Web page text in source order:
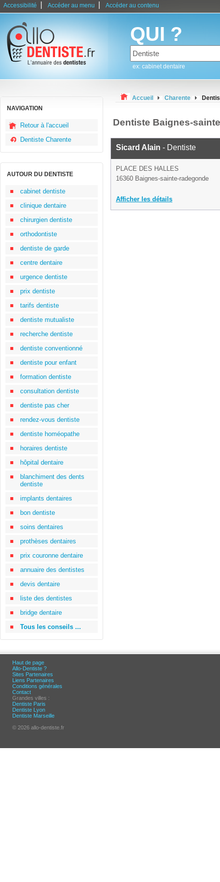
Accessibilité Accéder au menu Accéder au contenu
QUI ?
ex: cabinet dentaire
NAVIGATION
Retour à l'accueil
Dentiste Charente
AUTOUR DU DENTISTE
cabinet dentiste
clinique dentaire
chirurgien dentiste
orthodontiste
dentiste de garde
centre dentaire
urgence dentiste
prix dentiste
tarifs dentiste
dentiste mutualiste
recherche dentiste
dentiste conventionné
dentiste pour enfant
formation dentiste
consultation dentiste
dentiste pas cher
rendez-vous dentiste
dentiste homéopathe
horaires dentiste
hôpital dentaire
blanchiment des dents
dentiste
implants dentaires
bon dentiste
soins dentaires
prothèses dentaires
prix couronne dentaire
annuaire des dentistes
devis dentaire
liste des dentistes
bridge dentaire
Tous les conseils ...
Accueil Charente
Dentiste Baignes-
Sicard Alain - Dentiste
PLACE DES HALLES
16360 Baignes-sainte-radegonde
Afficher les détails
Haut de page
Allo-Dentiste ?
Sites Partenaires
Liens Partenaires
Conditions générales
Contact
Grandes villes :
Dentiste Paris
Dentiste Lyon
Dentiste Marseille
© 2026 allo-dentiste.fr